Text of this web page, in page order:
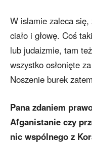
W islamie zaleca się,
ciało i głowę. Coś
lub judaizmie, tam
wszystko osłonięte
Noszenie burek
Pana zdaniem
Afganistanie czy
nic wspólnego z